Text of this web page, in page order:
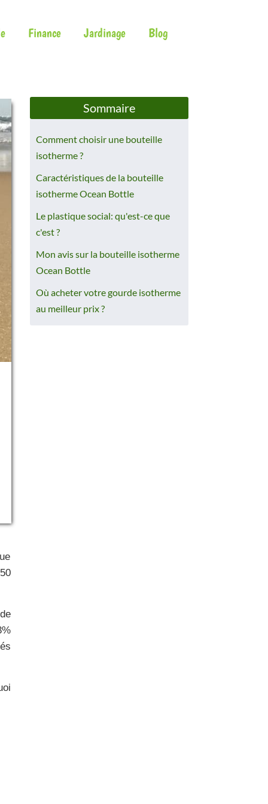
Finance Jardinage Blog
Sommaire
Comment choisir une bouteille
isotherme ?
Caractéristiques de la bouteille
isotherme Ocean Bottle
Le plastique social: qu'est-ce que
c'est ?
Mon avis sur la bouteille isotherme
Ocean Bottle
Où acheter votre gourde isotherme
au meilleur prix ?